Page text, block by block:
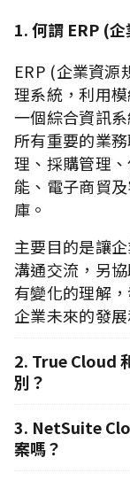
1. 何謂 ERP (
ERP (企業資源
理系統，利用
一個綜合資訊
所有重要的業
理、採購管理
能、電子商貿
庫。
主要目的是讓
溝通交流，另
有變化的理解
企業未來的發
2. True Cloud
別？
3. NetSuite
案嗎？